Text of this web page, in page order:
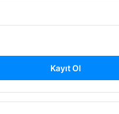
Kayıt Ol